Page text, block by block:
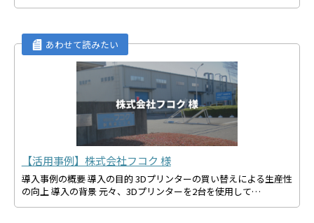
【活用事例】株式会社フコク 様
導入事例の概要 導入の目的 3Dプリンターの買い替えによる生産性
の向上 導入の背景 元々、3Dプリンターを2台を使用して…